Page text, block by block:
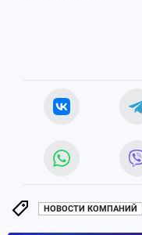
НОВОСТИ КОМПАНИЙ